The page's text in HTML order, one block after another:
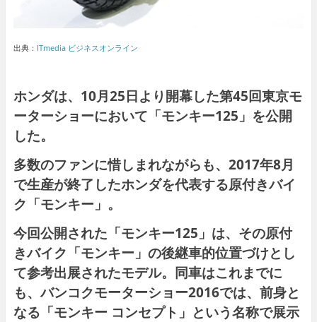
出典： ITmedia ビジネスオンライン
ホンダは、10月25日より開幕した第45回東京モ
ーターショーにおいて「モンキー125」を公開
した。
多数のファンに惜しまれながらも、2017年8月
で生産が終了したホンダを代表する原付きバイ
ク「モンキー」。
今回公開された「モンキー125」は、その原付
きバイク「モンキー」の後継車的位置づけとし
て参考出展されたモデル。同車はこれまでに
も、バンコクモーターショー2016では、前身と
なる「モンキー コンセプト」という名称で展示